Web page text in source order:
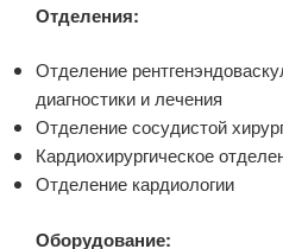
Отделения:
Отделение
диагностики и лечения
Отделение сосудистой
Кардиохирургическое
Отделение кардиологии
Оборудование: